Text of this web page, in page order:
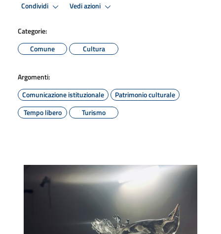
Condividi Vedi azioni
Categorie:
Comune
Cultura
Argomenti:
Comunicazione istituzionale
Patrimonio culturale
Tempo libero
Turismo